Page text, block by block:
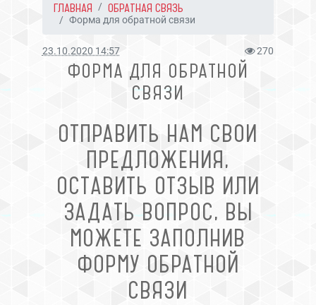
ГЛАВНАЯ ОБРАТНАЯ СВЯЗЬ
Форма для обратной связи
23.10.2020 14:57 270
ФОРМА ДЛЯ ОБРАТНОЙ
СВЯЗИ
ОТПРАВИТЬ НАМ СВОИ
ПРЕДЛОЖЕНИЯ,
ОСТАВИТЬ ОТЗЫВ ИЛИ
ЗАДАТЬ ВОПРОС, ВЫ
МОЖЕТЕ ЗАПОЛНИВ
ФОРМУ ОБРАТНОЙ
СВЯЗИ